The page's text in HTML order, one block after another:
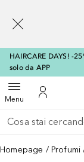
HAIRCARE DAYS! -
solo da APP
MenuApri menuAl Mio
Torna indietro
Esegui ricerca
Homepage Profumi